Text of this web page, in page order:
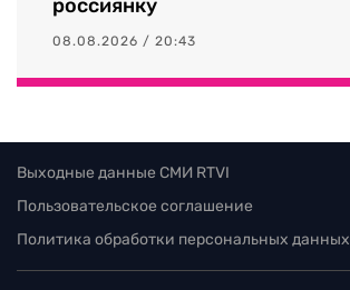
россиянку
08.08.2026 / 20:43
Выходные данные СМИ RTVI
Пользовательское соглашение
Политика обработки персональных данных